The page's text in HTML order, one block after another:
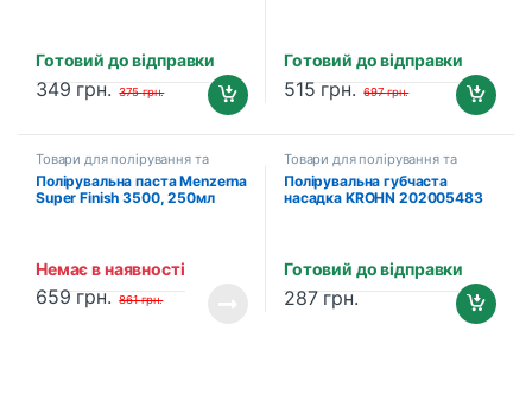
Готовий до відправки
349 грн. 375грн.
Готовий до відправки
515 грн. 697грн.
Товари для полірування та
детейлінгу
Полірувальна паста Menzerna
Super Finish 3500, 250мл
Немає в наявності
659 грн. 861грн.
Товари для полірування та
детейлінгу
Полірувальна губчаста
насадка KROHN 202005483
Готовий до відправки
287 грн.